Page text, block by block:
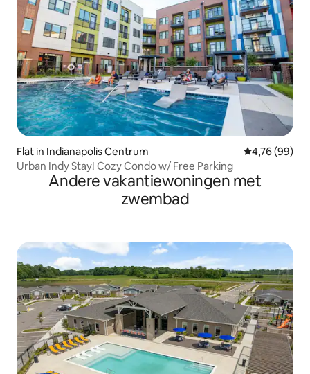
Flat in Indianapolis Centrum Gemiddelde
4,76 (99)
Urban Indy Stay! Cozy Condo w/ Free Parking
Andere vakantiewoningen met
zwembad